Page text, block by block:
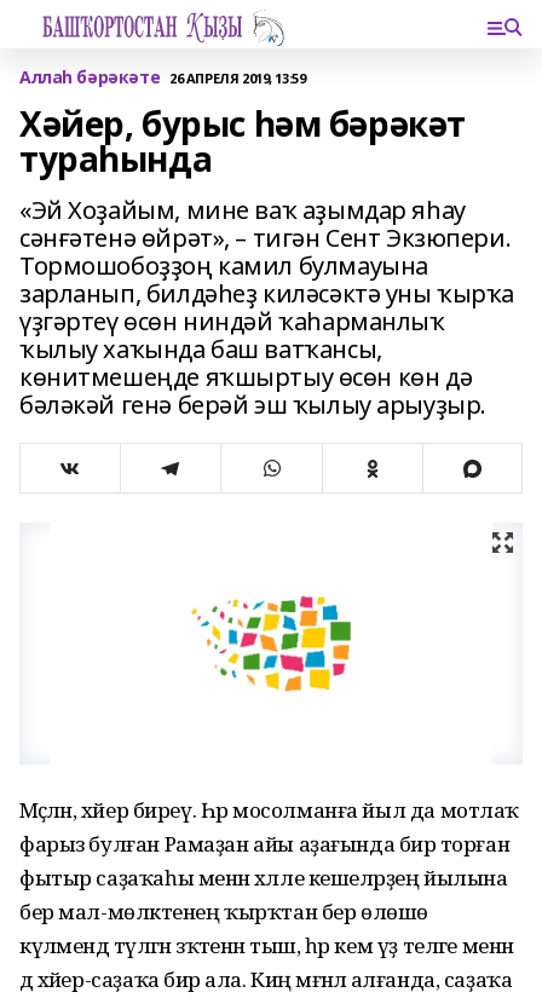
Аллаһ бәрәкәте 26 АПРЕЛЯ 2019, 13:59
Хәйер, бурыс һәм бәрәкәт
тураһында
«Эй Хоҙайым, мине ваҡ аҙымдар яһау
сәнғәтенә өйрәт», – тигән Сент Экзюпери.
Тормошобоҙҙоң камил булмауына
зарланып, билдәһеҙ киләсәктә уны ҡырҡа
үҙгәртеү өсөн ниндәй ҡаһарманлыҡ
ҡылыу хаҡында баш ватҡансы,
көнитмешеңде яҡшыртыу өсөн көн дә
бәләкәй генә берәй эш ҡылыу арыуҙыр.
Мәҫәлән, хәйер биреү. Һәр мосолманға йыл да мотлаҡ
фарыз булған Рамаҙан айы аҙағында бирә торған
фытыр саҙаҡаһы менән хәлле кешеләрҙең йылына
бер мал-мөлкәтенең ҡырҡтан бер өлөшө
күләмендә түләгән зәҡәтенән тыш, һәр кем үҙ теләге менән
дә хәйер-саҙаҡа бирә ала. Киң мәғәнәлә алғанда, саҙаҡа